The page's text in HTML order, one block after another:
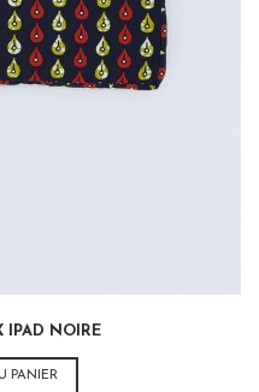
IPAD NOIRE
PANIER